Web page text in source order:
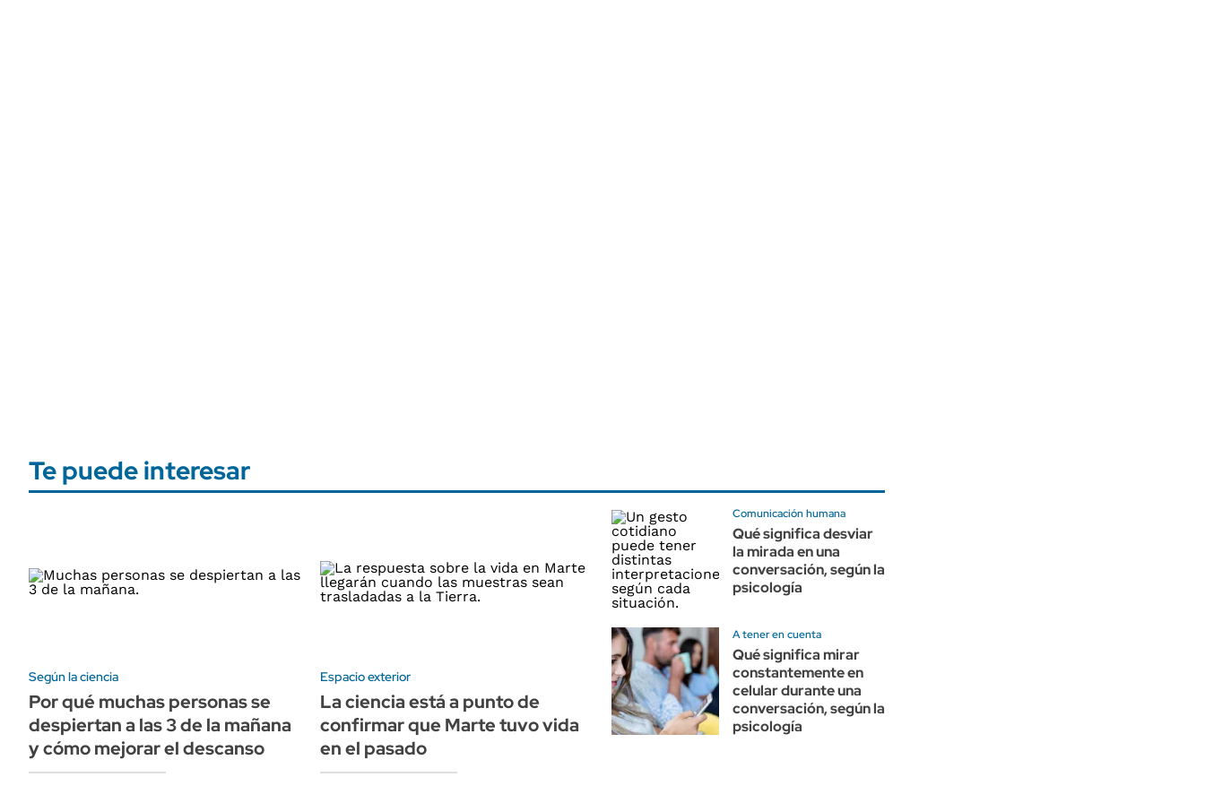
Te puede interesar
Según la ciencia
Por qué muchas personas se
despiertan a las 3 de la mañana
y cómo mejorar el descanso
Espacio exterior
La ciencia está a punto de
confirmar que Marte tuvo vida
en el pasado
Comunicación humana
Qué significa desviar
la mirada en una
conversación, según la
psicología
A tener en cuenta
Qué significa mirar
constantemente en
celular durante una
conversación, según la
psicología